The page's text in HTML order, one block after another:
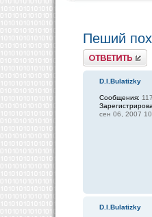
Пеший
Ответить
D.I.Bulatizky
Сообщения: 117
сен 06, 2007
D.I.Bulatizky